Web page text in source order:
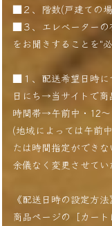
■２、階数(戸建ての
■３、エレベーターの
をお聞きすることを"
■１、配送希望日時に
日にち→当サイトで商
時間帯→午前中・12
(地域によっては午前
たは時間指定ができ
余儀なく変更させて
《配送日時の設定方法
商品ページの［カー